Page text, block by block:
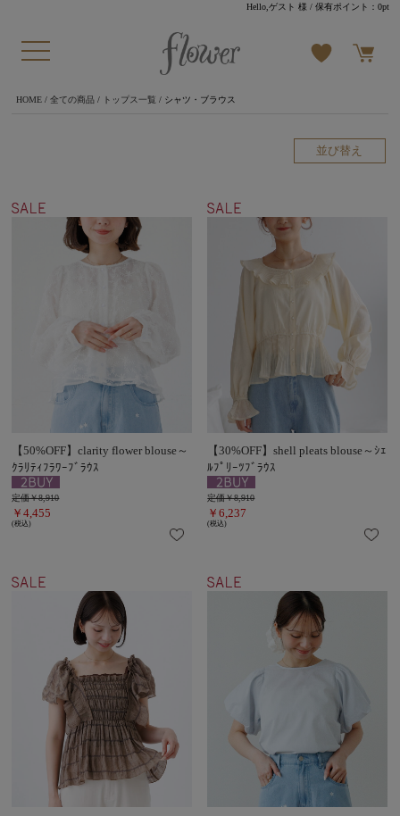
Hello,ゲスト 様 / 保有ポイント：0pt
HOME/ 全ての商品/ トップス一覧 / シャツ・ブラウス
並び替え
【50%OFF】clarity flower blouse～
ｸﾗﾘﾃｨﾌﾗﾜｰﾌﾞﾗｳｽ
定価￥8,910
￥4,455
(税込)
【30%OFF】shell pleats blouse～ｼｪ
ﾙﾌﾟﾘｰﾂﾌﾞﾗｳｽ
定価￥8,910
￥6,237
(税込)